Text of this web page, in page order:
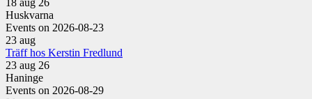
18 aug 26
Huskvarna
Events on 2026-08-23
23 aug
Träff hos Kerstin Fredlund
23 aug 26
Haninge
Events on 2026-08-29